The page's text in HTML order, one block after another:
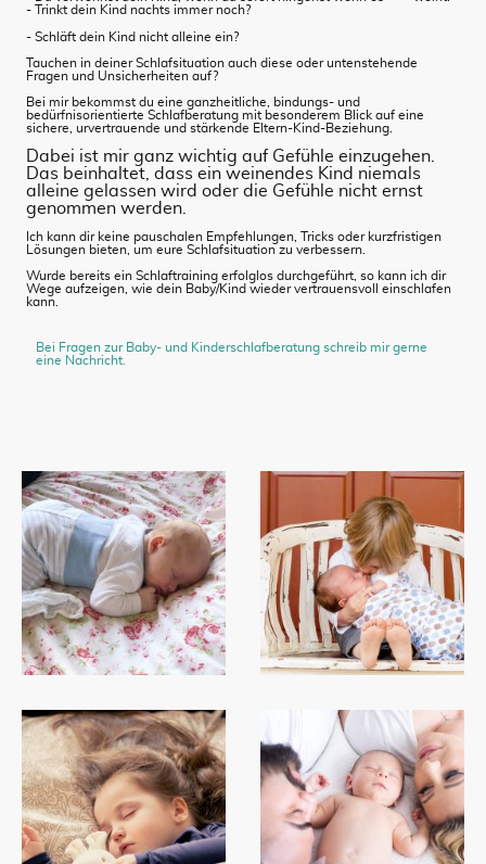
- Trinkt dein Kind nachts immer noch?
- Schläft dein Kind nicht alleine ein?
Tauchen in deiner Schlafsituation auch diese oder untenstehende
Fragen und Unsicherheiten auf?
Bei mir bekommst du eine ganzheitliche, bindungs- und
bedürfnisorientierte Schlafberatung mit besonderem Blick auf eine
sichere, urvertrauende und stärkende Eltern-Kind-Beziehung.
Dabei ist mir ganz wichtig auf Gefühle einzugehen.
Das beinhaltet, dass ein weinendes Kind niemals
alleine gelassen wird oder die Gefühle nicht ernst
genommen werden.
Ich kann dir keine pauschalen Empfehlungen, Tricks oder kurzfristigen
Lösungen bieten, um eure Schlafsituation zu verbessern.
Wurde bereits ein Schlaftraining erfolglos durchgeführt, so kann ich dir
Wege aufzeigen, wie dein Baby/Kind wieder vertrauensvoll einschlafen
kann.
Bei Fragen zur Baby- und Kinderschlafberatung schreib mir gerne
eine Nachricht.